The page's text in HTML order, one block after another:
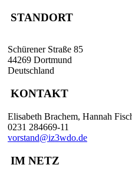
STANDORT
Schürener Straße 85
44269 Dortmund
Deutschland
KONTAKT
Elisabeth Brachem, Hannah
0231 284669-11
vorstand@iz3wdo.de
IM NETZ